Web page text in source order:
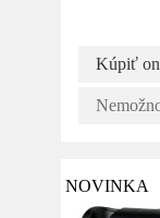
Kúpiť
NOVINKA